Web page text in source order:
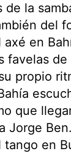
de la
del
axé en
favelas de
propio
que
Jorge Ben.
tango en